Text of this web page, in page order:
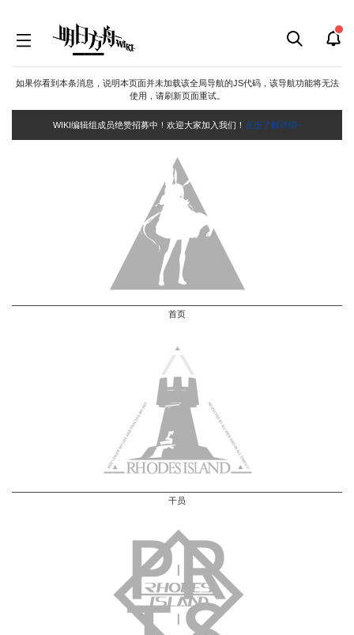
如果你看到本条消息，说明本页面并未加载该全局导航的JS代码，该导航功能将无法
使用，请刷新页面重试。
WIKI编辑组成员绝赞招募中！欢迎大家加入我们！ 点击了解详情~
首页
干员